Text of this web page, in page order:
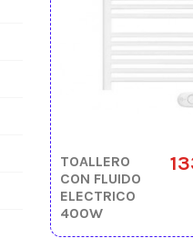
TOALLERO
CON FLUIDO
ELECTRICO
400W